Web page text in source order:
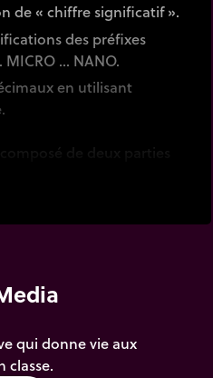
de « chiffre significatif ».
des préfixes
MICRO ... NANO.
en utilisant
de deux parties
de la façon
qui donne vie aux
classe.